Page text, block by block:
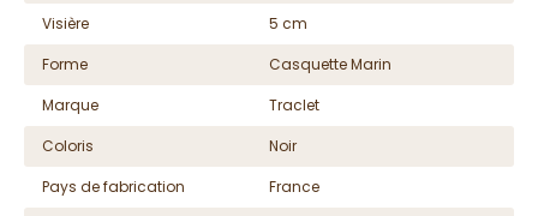
Visière
5 cm
Forme
Casquette Marin
Marque
Traclet
Coloris
Noir
Pays de fabrication
France